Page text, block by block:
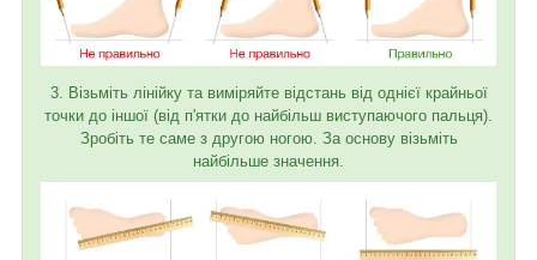
3. Візьміть лінійку та виміряйте відстань від однієї крайньої
точки до іншої (від п'ятки до найбільш виступаючого пальця).
Зробіть те саме з другою ногою. За основу візьміть
найбільше значення.